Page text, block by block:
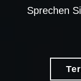
Sprechen